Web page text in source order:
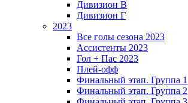
Дивизион В
Дивизион Г
2023
Все голы сезона 2023
Ассистенты 2023
Гол + Пас 2023
Плей-офф
Финальный этап. Группа 1
Финальный этап. Группа 2